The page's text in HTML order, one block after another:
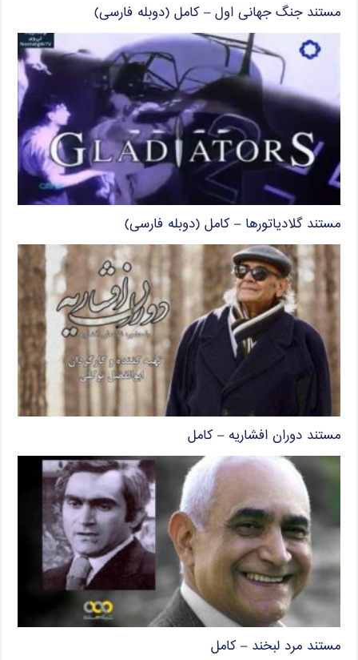
مستند جنگ جهانی اول – کامل (دوبله فارسی)
مستند گلادیاتورها – کامل (دوبله فارسی)
مستند دوران افشاریه – کامل
مستند مرد لبخند – کامل